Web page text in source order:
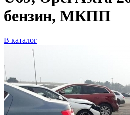
бензин, МКПП
В каталог